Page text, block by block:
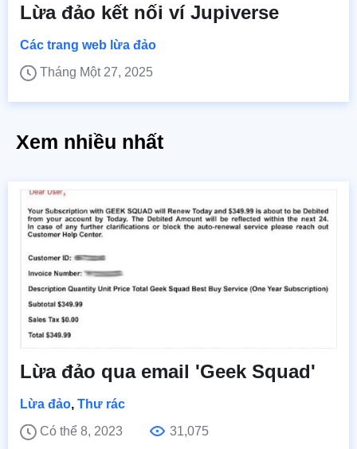
Lừa đảo kết nối ví Jupiverse
Các trang web lừa đảo
Tháng Một 27, 2025
Xem nhiều nhất
Lừa đảo qua email 'Geek Squad'
Lừa đảo, Thư rác
Có thể 8, 2023
31,075